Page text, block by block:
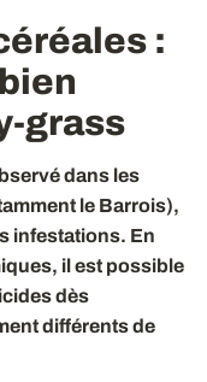
:
grass
dans les
le Barrois),
infestations. En
il est possible
dès
différents de